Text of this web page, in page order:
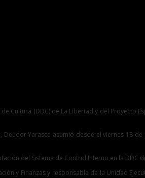
Cultura (DDC) de La Libertad y del Proyecto
Yarasca asumió desde el viernes 18
del Sistema de Control Interno en la DDC
y Finanzas y responsable de la Unidad